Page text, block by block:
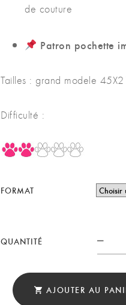
de couture
Patron pochette
Tailles : grand modele
Difficulté :
FORMAT
QUANTITÉ
AJOUTER AU